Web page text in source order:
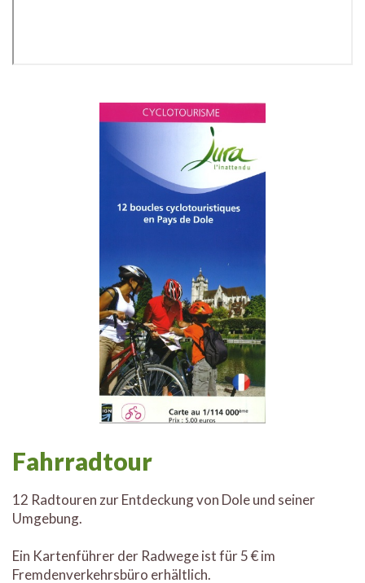
Fahrradtour
12 Radtouren zur Entdeckung von Dole und seiner
Umgebung.
Ein Kartenführer der Radwege ist für 5 € im
Fremdenverkehrsbüro erhältlich.